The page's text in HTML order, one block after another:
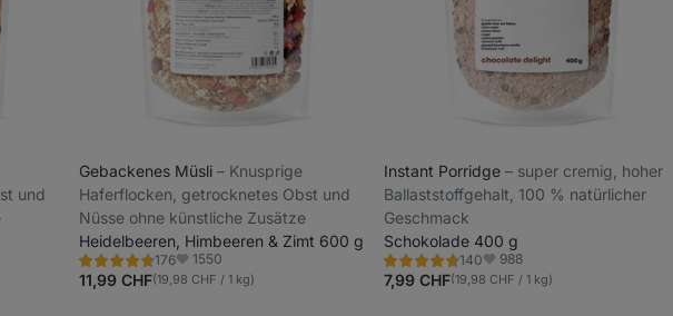
und
Gebackenes Müsli ⁠–⁠ Knusprige
Haferflocken, getrocknetes Obst und
Nüsse ohne künstliche Zusätze
Heidelbeeren, Himbeeren & Zimt 600 g
176
Bewertung
4.8/5,
176
Favoriten
1550
11,99 CHF(19,98 CHF / 1 kg)
Instant Porridge ⁠–⁠ super cremig, hoher
Ballaststoffgehalt, 100 % natürlicher
Geschmack
Schokolade 400 g
140
Bewertung
4.8/5,
140
Favoriten
988
7,99 CHF(19,98 CHF / 1 kg)